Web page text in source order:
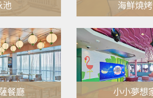
池 海鮮燒
餐廳 小小夢想